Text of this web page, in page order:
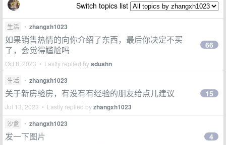
Switch topics list
生活 • zhangxh1023
如果销售热情的向你介绍了东西，最后你决定不买
了，会觉得尴尬吗
Oct 8, 2023 • Lastly replied bysdushn
66
生活 • zhangxh1023
关于新房验房，有没有有经验的朋友给点儿建议
Jul 13, 2023 • Lastly replied byzhangxh1023
15
沙盒 • zhangxh1023
发一下图片 4